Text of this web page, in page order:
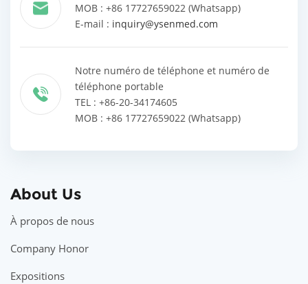
MOB : +86 17727659022 (Whatsapp)
E-mail : inquiry@ysenmed.com
Notre numéro de téléphone et numéro de
téléphone portable
TEL : +86-20-34174605
MOB : +86 17727659022 (Whatsapp)
About Us
À propos de nous
Company Honor
Expositions